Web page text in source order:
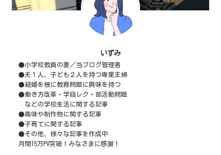
いずみ
●小学校教員の妻／当ブログ管理者
●夫１人、子ども２人を持つ専業主婦
●結婚を機に教育問題に興味を持つ
●働き方改革・学級レク・部活動問題
などの学校生活に関する記事
●趣味や制作物に関する記事
●子育てに関する記事
●その他、様々な記事を作成中
月間15万PV突破！みなさまに感謝！